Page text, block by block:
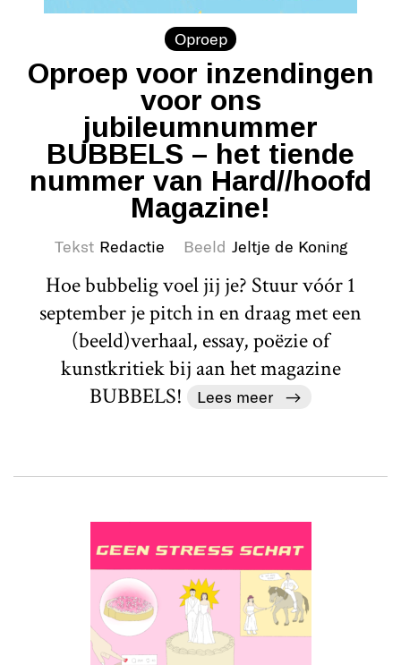
Oproep
Oproep voor inzendingen
voor ons
jubileumnummer
BUBBELS – het tiende
nummer van Hard//hoofd
Magazine!
Tekst Redactie Beeld Jeltje de Koning
Hoe bubbelig voel jij je? Stuur vóór 1
september je pitch in en draag met een
(beeld)verhaal, essay, poëzie of
kunstkritiek bij aan het magazine
BUBBELS!
Lees meer